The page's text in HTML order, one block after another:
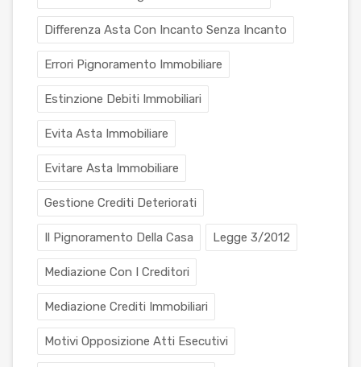
Differenza Asta Con Incanto Senza Incanto
Errori Pignoramento Immobiliare
Estinzione Debiti Immobiliari
Evita Asta Immobiliare
Evitare Asta Immobiliare
Gestione Crediti Deteriorati
Il Pignoramento Della Casa Legge 3/2012
Mediazione Con I Creditori
Mediazione Crediti Immobiliari
Motivi Opposizione Atti Esecutivi